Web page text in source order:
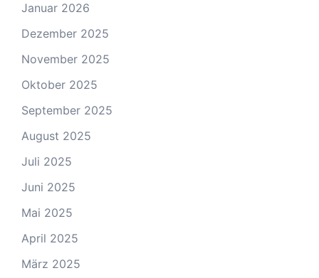
Januar 2026
Dezember 2025
November 2025
Oktober 2025
September 2025
August 2025
Juli 2025
Juni 2025
Mai 2025
April 2025
März 2025